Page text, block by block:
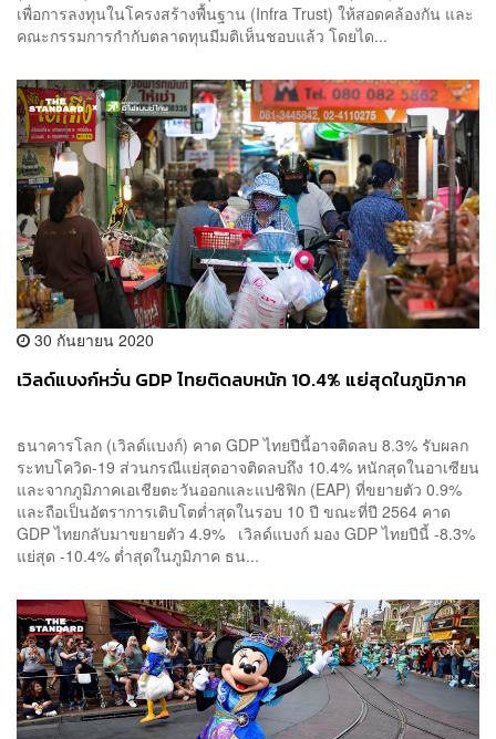
เพื่อการลงทุนในโครงสร้างพื้นฐาน (Infra Trust) ให้สอดคล้องกัน และ
คณะกรรมการกำกับตลาดทุนมีมติเห็นชอบแล้ว โดยได...
30 กันยายน 2020
เวิลด์แบงก์หวั่น GDP ไทยติดลบหนัก 10.4% แย่สุดในภูมิภาค
ธนาคารโลก (เวิลด์แบงก์) คาด GDP ไทยปีนี้อาจติดลบ 8.3% รับผลก
ระทบโควิด-19 ส่วนกรณีแย่สุดอาจติดลบถึง 10.4% หนักสุดในอาเซียน
และจากภูมิภาคเอเชียตะวันออกและแปซิฟิก (EAP) ที่ขยายตัว 0.9%
และถือเป็นอัตราการเติบโตต่ำสุดในรอบ 10 ปี ขณะที่ปี 2564 คาด
GDP ไทยกลับมาขยายตัว 4.9% เวิลด์แบงก์ มอง GDP ไทยปีนี้ -8.3%
แย่สุด -10.4% ต่ำสุดในภูมิภาค ธน...